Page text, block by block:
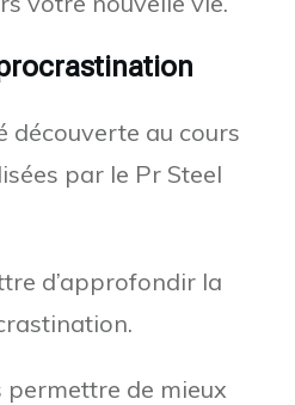
découverte au cours
par le Pr Steel
d’approfondir la
permettre de mieux